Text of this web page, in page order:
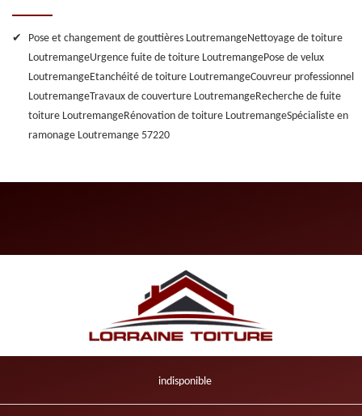
Pose et changement de gouttières LoutremangeNettoyage de toiture
LoutremangeUrgence fuite de toiture LoutremangePose de velux
LoutremangeEtanchéité de toiture LoutremangeCouvreur professionnel
LoutremangeTravaux de couverture LoutremangeRecherche de fuite
toiture LoutremangeRénovation de toiture LoutremangeSpécialiste en
ramonage Loutremange 57220
indisponible